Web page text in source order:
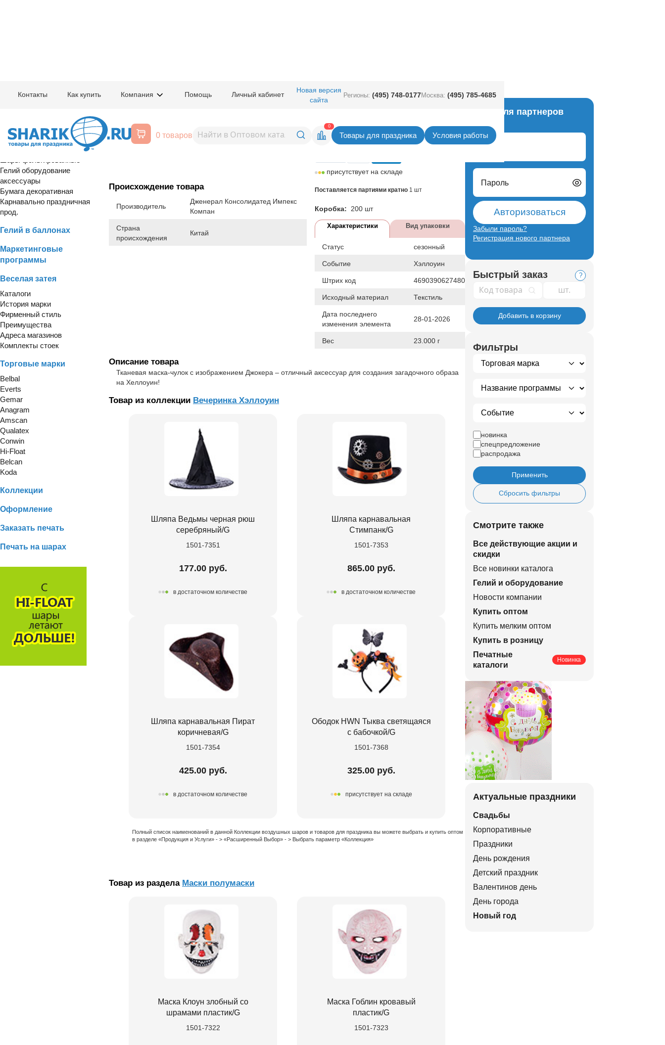
Контакты Как купить Компания Помощь Личный кабинет
Новая версия
сайта
Регионы: (495) 748-0177Москва: (495) 785-4685
0 товаров
0
Товары для праздника Условия работы
Расширенный поиск
Шары латексные
Гелий оборудование
аксессуары
Бумага декоративная
Карнавально праздничная
прод.
Гелий в баллонах
Маркетинговые
программы
Веселая затея
Каталоги
История марки
Фирменный стиль
Преимущества
Адреса магазинов
Комплекты стоек
Торговые марки
Belbal
Everts
Gemar
Anagram
Amscan
Qualatex
Conwin
Hi-Float
Belcan
Koda
Коллекции
Оформление
Заказать печать
Печать на шарах
1501-7156 Вернуться в раздел Маски полумаски
Происхождение товара
Производитель
Дженерал Консолидатед Импекс
Компан
Страна
происхождения
Китай
Цена 226,00 руб. за шт
присутствует на складе
Поставляется партиями кратно 1 шт
Коробка: 200 шт
Характеристики Вид упаковки
Статус сезонный
Событие Хэллоуин
Штрих код 4690390627480
Исходный материал Текстиль
Дата последнего
изменения элемента
28-01-2026
Вес 23.000 г
Описание товара
Тканевая маска-чулок с изображением Джокера – отличный аксессуар для создания загадочного образа
на Хеллоуин!
Товар из коллекции Вечеринка Хэллоуин
Шляпа Ведьмы черная рюш
серебряный/G
1501-7351
177.00 руб.
в достаточном количестве
Шляпа карнавальная
Стимпанк/G
1501-7353
865.00 руб.
в достаточном количестве
Шляпа карнавальная Пират
коричневая/G
1501-7354
425.00 руб.
в достаточном количестве
Ободок HWN Тыква светящаяся
с бабочкой/G
1501-7368
325.00 руб.
присутствует на складе
Полный список наименований в данной Коллекции воздушных шаров и товаров для праздника вы можете выбрать и купить оптом
в разделе «Продукция и Услуги» - > «Расширенный Выбор» - > Выбрать параметр «Коллекция»
Товар из раздела Маски полумаски
Маска Клоун злобный со
шрамами пластик/G
1501-7322
Маска Гоблин кровавый
пластик/G
1501-7323
Вход для партнеров
Логин
Пароль
Авторизоваться
Забыли пароль?
Регистрация нового партнера
Быстрый заказ ?
Код товара
Добавить в корзину
Фильтры
новинка
спецпредложение
распродажа
Применить
Сбросить фильтры
Смотрите также
Все действующие акции и
скидки
Все новинки каталога
Гелий и оборудование
Новости компании
Купить оптом
Купить мелким оптом
Купить в розницу
Печатные
каталоги
Новинка
Актуальные праздники
Свадьбы
Корпоративные
Праздники
День рождения
Детский праздник
Валентинов день
День города
Новый год